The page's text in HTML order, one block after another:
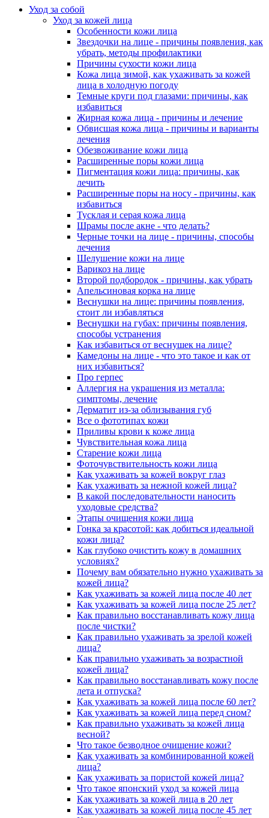
Уход за собой
Уход за кожей лица
Особенности кожи лица
Звездочки на лице - причины появления, как
убрать, методы профилактики
Причины сухости кожи лица
Кожа лица зимой, как ухаживать за кожей
лица в холодную погоду
Темные круги под глазами: причины, как
избавиться
Жирная кожа лица - причины и лечение
Обвисшая кожа лица - причины и варианты
лечения
Обезвоживание кожи лица
Расширенные поры кожи лица
Пигментация кожи лица: причины, как
лечить
Расширенные поры на носу - причины, как
избавиться
Тусклая и серая кожа лица
Шрамы после акне - что делать?
Черные точки на лице - причины, способы
лечения
Шелушение кожи на лице
Варикоз на лице
Второй подбородок - причины, как убрать
Апельсиновая корка на лице
Веснушки на лице: причины появления,
стоит ли избавляться
Веснушки на губах: причины появления,
способы устранения
Как избавиться от веснушек на лице?
Камедоны на лице - что это такое и как от
них избавиться?
Про герпес
Аллергия на украшения из металла:
симптомы, лечение
Дерматит из-за облизывания губ
Все о фототипах кожи
Приливы крови к коже лица
Чувствительная кожа лица
Старение кожи лица
Фоточувствительность кожи лица
Как ухаживать за кожей вокруг глаз
Как ухаживать за нежной кожей лица?
В какой последовательности наносить
уходовые средства?
Этапы очищения кожи лица
Гонка за красотой: как добиться идеальной
кожи лица?
Как глубоко очистить кожу в домашних
условиях?
Почему вам обязательно нужно ухаживать за
кожей лица?
Как ухаживать за кожей лица после 40 лет
Как ухаживать за кожей лица после 25 лет?
Как правильно восстанавливать кожу лица
после чистки?
Как правильно ухаживать за зрелой кожей
лица?
Как правильно ухаживать за возрастной
кожей лица?
Как правильно восстанавливать кожу после
лета и отпуска?
Как ухаживать за кожей лица после 60 лет?
Как ухаживать за кожей лица перед сном?
Как правильно ухаживать за кожей лица
весной?
Что такое безводное очищение кожи?
Как ухаживать за комбинированной кожей
лица?
Как ухаживать за пористой кожей лица?
Что такое японский уход за кожей лица
Как ухаживать за кожей лица в 20 лет
Как ухаживать за кожей лица после 45 лет